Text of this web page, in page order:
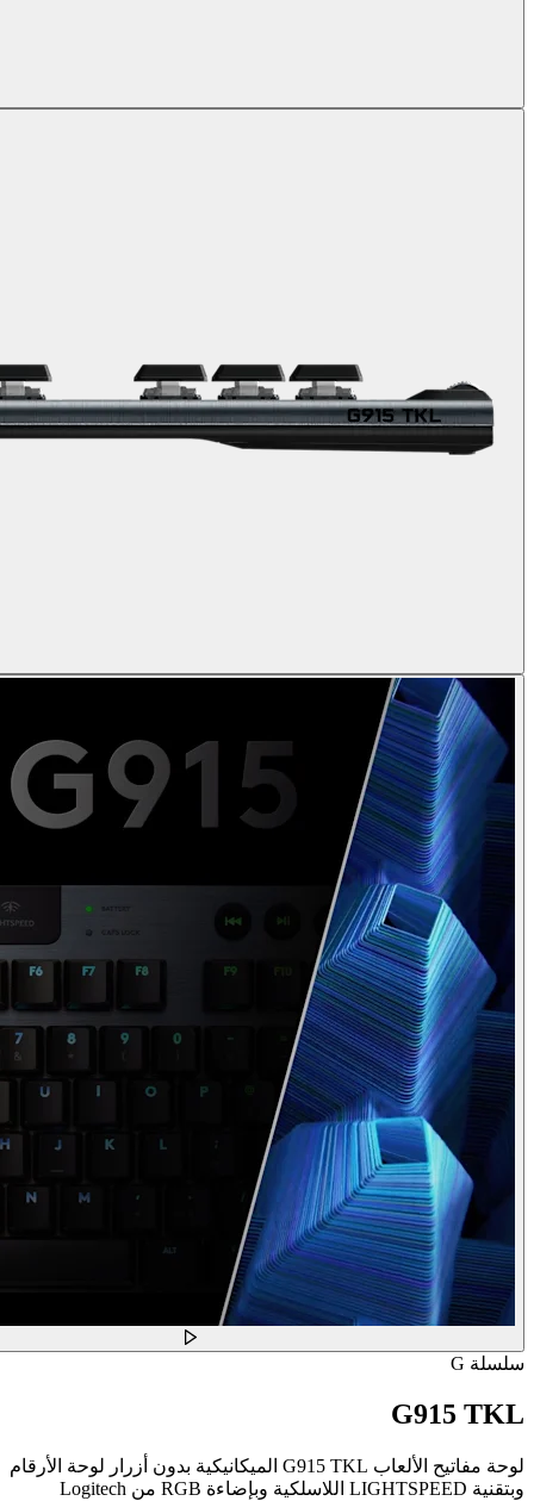
سلسلة G
G915 TKL
لوحة مفاتيح الألعاب G915 TKL الميكانيكية بدون أزرار لوحة الأرقام
وبتقنية LIGHTSPEED اللاسلكية وبإضاءة RGB من Logitech